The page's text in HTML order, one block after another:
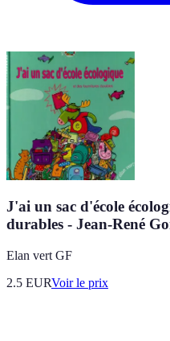
J'ai un sac d'école
durables - Jean-René
Elan vert GF
2.5 EURVoir le prix